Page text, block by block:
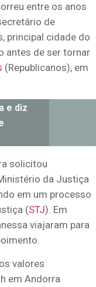
entre os anos
de
principal cidade do
antes de ser tornar
(Republicanos), em
e diz
solicitou
da Justiça
em um processo
(STJ). Em
viajaram para
valores
em Andorra